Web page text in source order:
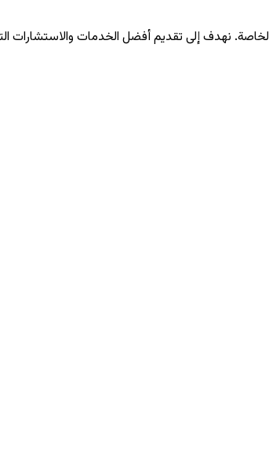
نهدف إلى تقديم أفضل الخدمات والاستشارات